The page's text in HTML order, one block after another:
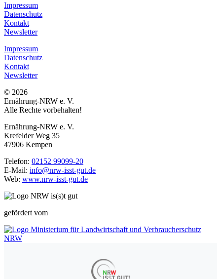
Impressum
Datenschutz
Kontakt
Newsletter
Impressum
Datenschutz
Kontakt
Newsletter
© 2026
Ernährung-NRW e. V.
Alle Rechte vorbehalten!
Ernährung-NRW e. V.
Krefelder Weg 35
47906 Kempen
Telefon: 02152 99099-20
E-Mail: info@nrw-isst-gut.de
Web: www.nrw-isst-gut.de
gefördert vom